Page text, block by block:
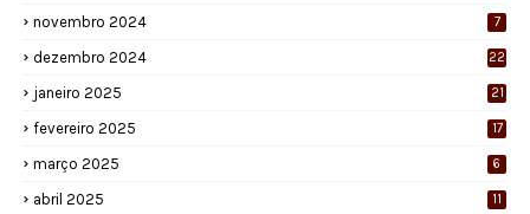
novembro 2024 7
dezembro 2024 22
janeiro 2025 21
fevereiro 2025 17
março 2025 6
abril 2025 11